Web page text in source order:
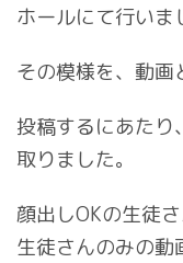
ホールにて行いま
その模様を、動画
投稿するにあたり
取りました。
顔出しOKの生徒
生徒さんのみの動